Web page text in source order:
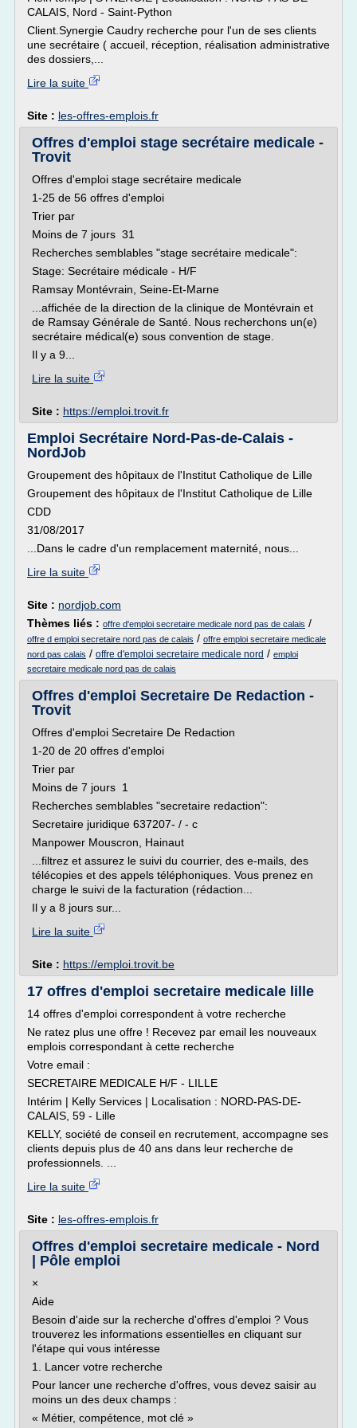
CALAIS, Nord - Saint-Python
Client.Synergie Caudry recherche pour l'un de ses clients
une secrétaire ( accueil, réception, réalisation administrative
des dossiers,...
Lire la suite
Site : les-offres-emplois.fr
Offres d'emploi stage secrétaire medicale -
Trovit
Offres d'emploi stage secrétaire medicale
1-25 de 56 offres d'emploi
Trier par
Moins de 7 jours 31
Recherches semblables "stage secrétaire medicale":
Stage: Secrétaire médicale - H/F
Ramsay Montévrain, Seine-Et-Marne
...affichée de la direction de la clinique de Montévrain et
de Ramsay Générale de Santé. Nous recherchons un(e)
secrétaire médical(e) sous convention de stage.
Il y a 9...
Lire la suite
Site : https://emploi.trovit.fr
Emploi Secrétaire Nord-Pas-de-Calais -
NordJob
Groupement des hôpitaux de l'Institut Catholique de Lille
Groupement des hôpitaux de l'Institut Catholique de Lille
CDD
31/08/2017
...Dans le cadre d'un remplacement maternité, nous...
Lire la suite
Site : nordjob.com
Thèmes liés : offre d'emploi secretaire medicale nord pas de calais /
offre d emploi secretaire nord pas de calais / offre emploi secretaire medicale
nord pas calais / offre d'emploi secretaire medicale nord / emploi
secretaire medicale nord pas de calais
Offres d'emploi Secretaire De Redaction -
Trovit
Offres d'emploi Secretaire De Redaction
1-20 de 20 offres d'emploi
Trier par
Moins de 7 jours 1
Recherches semblables "secretaire redaction":
Secretaire juridique 637207- / - c
Manpower Mouscron, Hainaut
...filtrez et assurez le suivi du courrier, des e-mails, des
télécopies et des appels téléphoniques. Vous prenez en
charge le suivi de la facturation (rédaction...
Il y a 8 jours sur...
Lire la suite
Site : https://emploi.trovit.be
17 offres d'emploi secretaire medicale lille
14 offres d'emploi correspondent à votre recherche
Ne ratez plus une offre ! Recevez par email les nouveaux
emplois correspondant à cette recherche
Votre email :
SECRETAIRE MEDICALE H/F - LILLE
Intérim | Kelly Services | Localisation : NORD-PAS-DE-
CALAIS, 59 - Lille
KELLY, société de conseil en recrutement, accompagne ses
clients depuis plus de 40 ans dans leur recherche de
professionnels. ...
Lire la suite
Site : les-offres-emplois.fr
Offres d'emploi secretaire medicale - Nord
| Pôle emploi
×
Aide
Besoin d'aide sur la recherche d'offres d'emploi ? Vous
trouverez les informations essentielles en cliquant sur
l'étape qui vous intéresse
1. Lancer votre recherche
Pour lancer une recherche d'offres, vous devez saisir au
moins un des deux champs :
« Métier, compétence, mot clé »